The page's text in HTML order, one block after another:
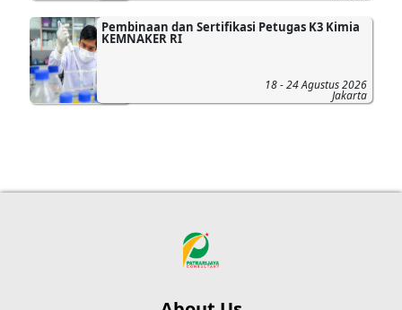
Pembinaan dan Sertifikasi Petugas K3 Kimia
KEMNAKER RI
18 - 24 Agustus 2026
Jakarta